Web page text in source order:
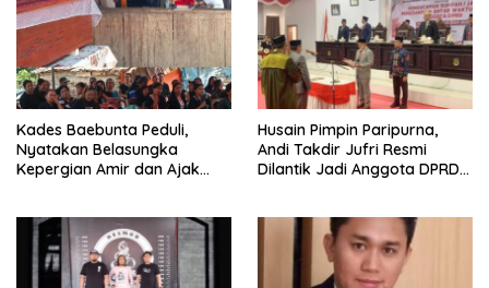
Kades Baebunta Peduli,
Nyatakan Belasungka
Kepergian Amir dan Ajak
Husain Pimpin Paripurna,
Andi Takdir Jufri Resmi
Dilantik Jadi Anggota DPRD